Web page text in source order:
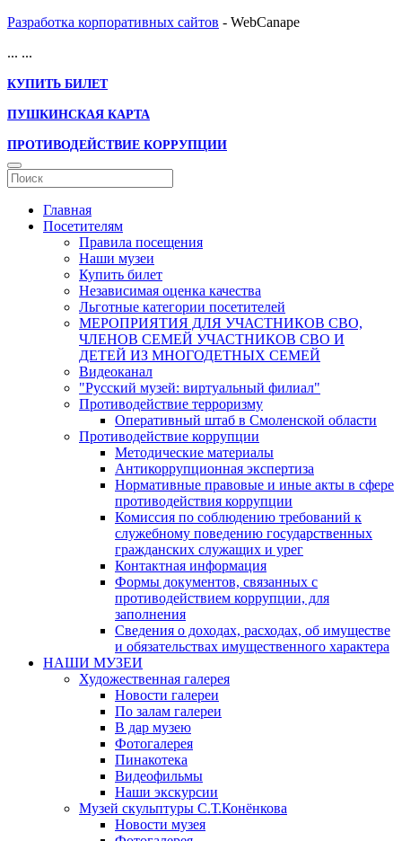
Разработка корпоративных сайтов - WebCanape
... ...
КУПИТЬ БИЛЕТ
ПУШКИНСКАЯ КАРТА
ПРОТИВОДЕЙСТВИЕ КОРРУПЦИИ
Главная
Посетителям
Правила посещения
Наши музеи
Купить билет
Независимая оценка качества
Льготные категории посетителей
МЕРОПРИЯТИЯ ДЛЯ УЧАСТНИКОВ СВО,
ЧЛЕНОВ СЕМЕЙ УЧАСТНИКОВ СВО И
ДЕТЕЙ ИЗ МНОГОДЕТНЫХ СЕМЕЙ
Видеоканал
"Русский музей: виртуальный филиал"
Противодействие терроризму
Оперативный штаб в Смоленской области
Противодействие коррупции
Методические материалы
Антикоррупционная экспертиза
Нормативные правовые и иные акты в сфере
противодействия коррупции
Комиссия по соблюдению требований к
служебному поведению государственных
гражданских служащих и урег
Контактная информация
Формы документов, связанных с
противодействием коррупции, для
заполнения
Сведения о доходах, расходах, об имуществе
и обязательствах имущественного характера
НАШИ МУЗЕИ
Художественная галерея
Новости галереи
По залам галереи
В дар музею
Фотогалерея
Пинакотека
Видеофильмы
Наши экскурсии
Музей скульптуры С.Т.Конёнкова
Новости музея